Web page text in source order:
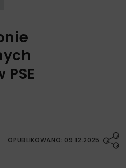
OPUBLIKOWANO: 09.12.2025